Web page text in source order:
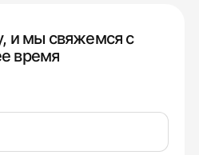
и мы свяжемся с
время